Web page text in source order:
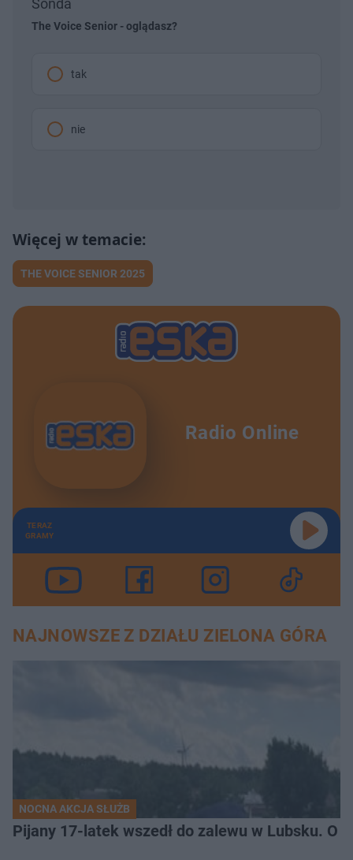
Sonda
The Voice Senior - oglądasz?
tak
nie
THE VOICE SENIOR 2025
Radio Online
TERAZ
GRAMY
NAJNOWSZE Z DZIAŁU ZIELONA GÓRA
NOCNA AKCJA SŁUŻB
Pijany 17-latek wszedł do zalewu w Lubsku. O